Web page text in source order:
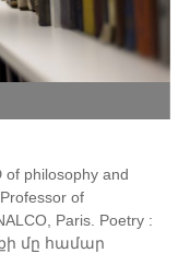
of philosophy and
of
Paris. Poetry :
մը համար